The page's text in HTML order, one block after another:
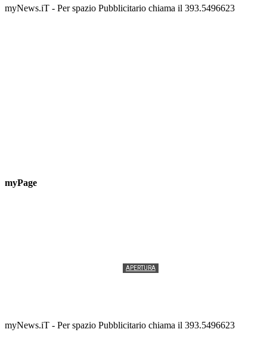
📅 6 Agosto 2026 · 09:00 · 📍 Lungomare C. Colombo
myNews.iT - Per spazio Pubblicitario chiama il 393.5496623
myPage
APERTURA
myNews.iT - Per spazio Pubblicitario chiama il 393.5496623